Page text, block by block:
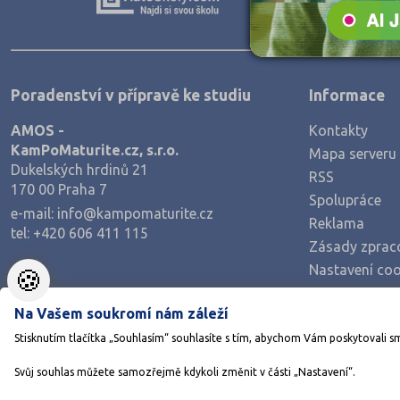
Zpracování dřeva, nábytku
Doprava a spoje
Informační služby
Ekonomie
Ekonomie a administrativa
Podnikání a management
Hotelnictví, turismus, gastronomie
Obchod, prodej
Služby
Přírodovědné a potravinářské obory
Ekologie a ochrana ŽP
Poradenství v přípravě ke studiu
AMOS -
KamPoMaturite.cz, s.r.o.
Dukelských hrdinů 21
170 00 Praha 7
e-mail: info@kampomaturite.cz
tel: +420 606 411 115
Informace
Kontakty
Mapa serveru
RSS
Spolupráce
Reklama
Zásady
Nastavení
🍪
Na Vašem soukromí nám záleží
Stisknutím tlačítka „Souhlasím“ souhlasíte s tím, abychom Vám poskytovali
Svůj souhlas můžete samozřejmě kdykoli změnit v části „Nastavení“.